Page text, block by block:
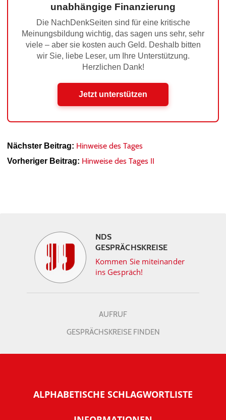
unabhängige Finanzierung
Die NachDenkSeiten sind für eine kritische
Meinungsbildung wichtig, das sagen uns sehr, sehr
viele – aber sie kosten auch Geld. Deshalb bitten
wir Sie, liebe Leser, um Ihre Unterstützung.
Herzlichen Dank!
Jetzt unterstützen
Nächster Beitrag: Hinweise des Tages
Vorheriger Beitrag: Hinweise des Tages II
NDS
GESPRÄCHSKREISE
Kommen Sie miteinander
ins Gespräch!
AUFRUF
GESPRÄCHSKREISE FINDEN
ALPHABETISCHE SCHLAGWORTLISTE